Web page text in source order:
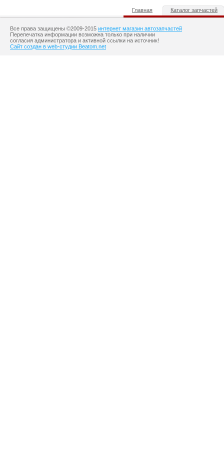
Главная Каталог запчастей
Все права защищены ©2009-2015 интернет магазин автозапчастей
Перепечатка информации возможна только при наличии
согласия администратора и активной ссылки на источник!
Сайт создан в web-студии Beatom.net